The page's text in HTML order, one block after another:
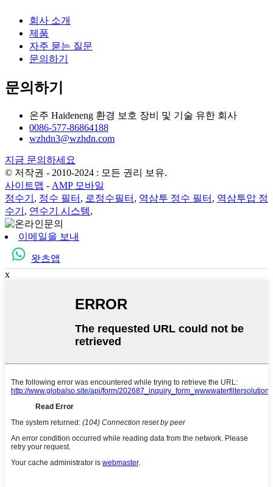
회사 소개
제품
자주 묻는 질문
문의하기
문의하기
온주 Haideneng 환경 보호 장비 및 기술 유한 회사
0086-577-86864188
wzhdn3@wzhdn.com
지금 문의하세요
© 저작권 - 2010-2024 : 모든 권리 보유.
사이트맵 - AMP 모바일
정수기 , 정수 필터 , 로정수필터 , 역삼투 정수 필터 , 역삼투압 정
수기 , 연수기 시스템,
이메일을 보내
왓츠앱
x